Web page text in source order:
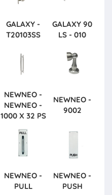
GALAXY -
T20103SS
GALAXY 90
LS - 010
NEWNEO -
NEWNEO -
1000 X 32 PS
NEWNEO -
9002
NEWNEO -
PULL
NEWNEO -
PUSH